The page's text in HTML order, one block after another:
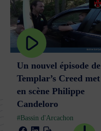
Un nouvel épisode de
Templar’s Creed met
en scène Philippe
Candeloro
#Bassin d'Arcachon